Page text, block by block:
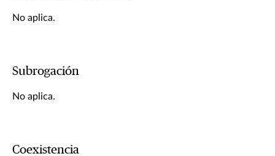
No aplica.
Subrogación
No aplica.
Coexistencia